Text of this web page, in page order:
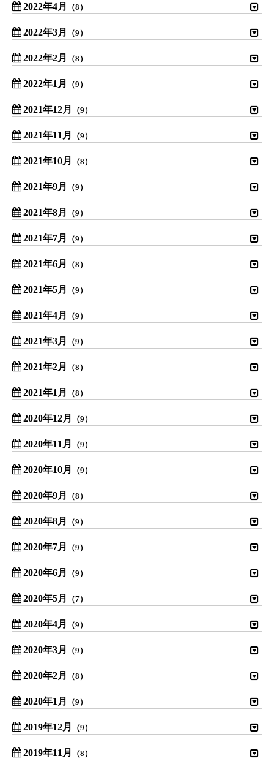
2022年4月 （8）
2022年3月 （9）
2022年2月 （8）
2022年1月 （9）
2021年12月 （9）
2021年11月 （9）
2021年10月 （8）
2021年9月 （9）
2021年8月 （9）
2021年7月 （9）
2021年6月 （8）
2021年5月 （9）
2021年4月 （9）
2021年3月 （9）
2021年2月 （8）
2021年1月 （8）
2020年12月 （9）
2020年11月 （9）
2020年10月 （9）
2020年9月 （8）
2020年8月 （9）
2020年7月 （9）
2020年6月 （9）
2020年5月 （7）
2020年4月 （9）
2020年3月 （9）
2020年2月 （8）
2020年1月 （9）
2019年12月 （9）
2019年11月 （8）